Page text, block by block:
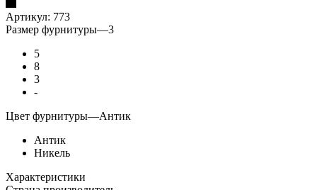
Артикул: 773
Размер фурнитуры—3
5
8
3
-
Цвет фурнитуры—Антик
Антик
Никель
Характеристики